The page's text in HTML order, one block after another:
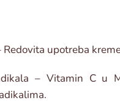
upotreba
– Vitamin C u